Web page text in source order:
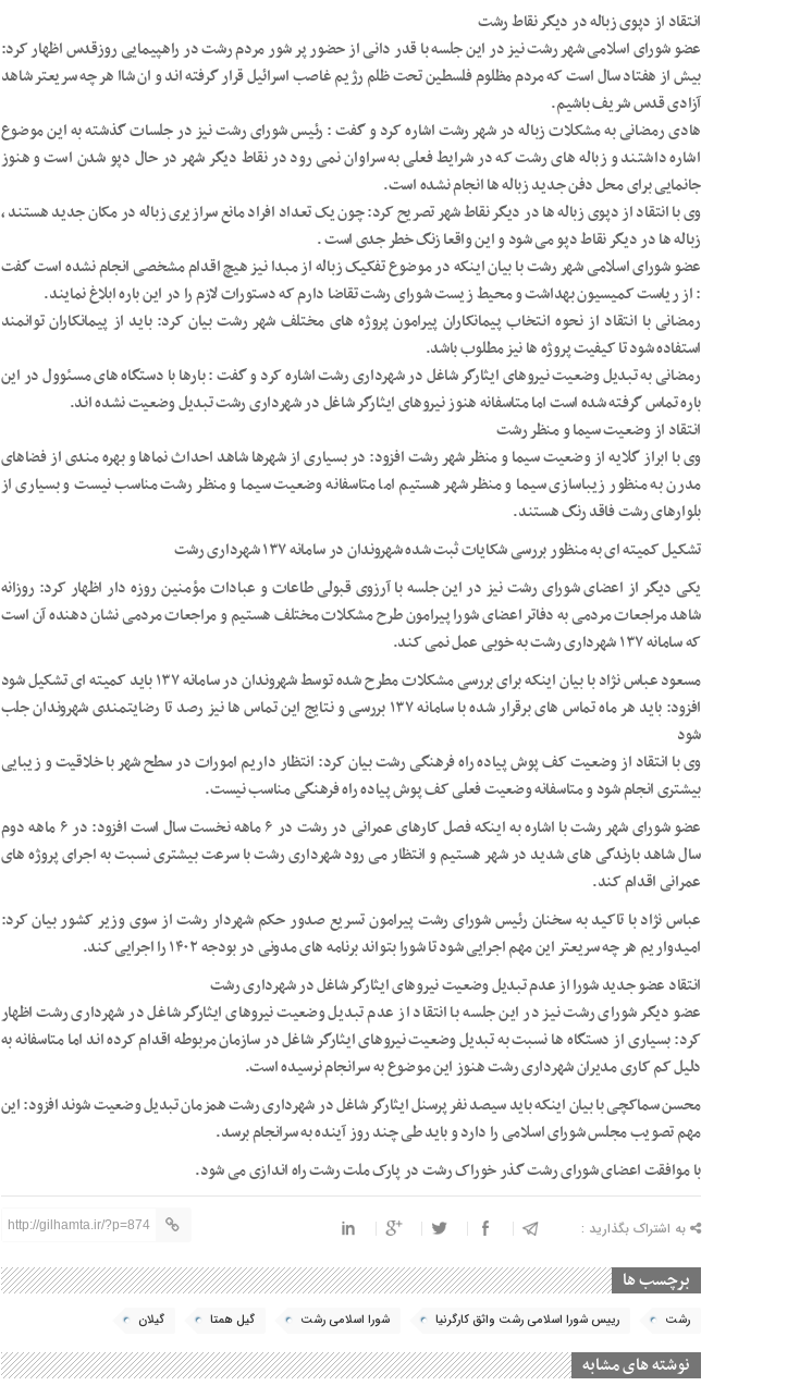
انتقاد از دپوی زباله در دیگر نقاط رشت
عضو شورای اسلامی شهر رشت نیز در این جلسه با قدر دانی از حضور پر شور مردم رشت در راهپیمایی روزقدس اظهار کرد:
بیش از هفتاد سال است که مردم مظلوم فلسطین تحت ظلم رژیم غاصب اسرائیل قرار گرفته اند و ان شاا هر چه سریعتر شاهد
آزادی قدس شریف باشیم.
هادی رمضانی به مشکلات زباله در شهر رشت اشاره کرد و گفت : رئیس شورای رشت نیز در جلسات گذشته به این موضوع
اشاره داشتند و زباله های رشت که در شرایط فعلی به سراوان نمی رود در نقاط دیگر شهر در حال دپو شدن است و هنوز
جانمایی برای محل دفن جدید زباله ها انجام نشده است.
وی با انتقاد از دپوی زباله ها در دیگر نقاط شهر تصریح کرد: چون یک تعداد افراد مانع سرازیری زباله در مکان جدید هستند ،
زباله ها در دیگر نقاط دپو می شود و این واقعا زنگ خطر جدی است .
عضو شورای اسلامی شهر رشت با بیان اینکه در موضوع تفکیک زباله از مبدا نیز هیچ اقدام مشخصی انجام نشده است گفت
: از ریاست کمیسیون بهداشت و محیط زیست شورای رشت تقاضا دارم که دستورات لازم را در این باره ابلاغ نمایند.
رمضانی با انتقاد از نحوه انتخاب پیمانکاران پیرامون پروژه های مختلف شهر رشت بیان کرد: باید از پیمانکاران توانمند
استفاده شود تا کیفیت پروژه ها نیز مطلوب باشد.
رمضانی به تبدیل وضعیت نیروهای ایثارگر شاغل در شهرداری رشت اشاره کرد و گفت : بارها با دستگاه های مسئوول در این
باره تماس گرفته شده است اما متاسفانه هنوز نیروهای ایثارگر شاغل در شهرداری رشت تبدیل وضعیت نشده اند.
انتقاد از وضعیت سیما و منظر رشت
وی با ابراز گلایه از وضعیت سیما و منظر شهر رشت افزود: در بسیاری از شهرها شاهد احداث نماها و بهره مندی از فضاهای
مدرن به منظور زیباسازی سیما و منظر شهر هستیم اما متاسفانه وضعیت سیما و منظر رشت مناسب نیست و بسیاری از
بلوارهای رشت فاقد رنگ هستند.
تشکیل کمیته ای به منظور بررسی شکایات ثبت شده شهروندان در سامانه ۱۳۷ شهرداری رشت
یکی دیگر از اعضای شورای رشت نیز در این جلسه با آرزوی قبولی طاعات و عبادات مؤمنین روزه دار اظهار کرد: روزانه
شاهد مراجعات مردمی به دفاتر اعضای شورا پیرامون طرح مشکلات مختلف هستیم و مراجعات مردمی نشان دهنده آن است
که سامانه ۱۳۷ شهرداری رشت به خوبی عمل نمی کند.
مسعود عباس نژاد با بیان اینکه برای بررسی مشکلات مطرح شده توسط شهروندان در سامانه ۱۳۷ باید کمیته ای تشکیل شود
افزود: باید هر ماه تماس های برقرار شده با سامانه ۱۳۷ بررسی و نتایج این تماس ها نیز رصد تا رضایتمندی شهروندان جلب
شود
وی با انتقاد از وضعیت کف پوش پیاده راه فرهنگی رشت بیان کرد: انتظار داریم امورات در سطح شهر با خلاقیت و زیبایی
بیشتری انجام شود و متاسفانه وضعیت فعلی کف پوش پیاده راه فرهنگی مناسب نیست.
عضو شورای شهر رشت با اشاره به اینکه فصل کارهای عمرانی در رشت در ۶ ماهه نخست سال است افزود: در ۶ ماهه دوم
سال شاهد بارندگی های شدید در شهر هستیم و انتظار می رود شهرداری رشت با سرعت بیشتری نسبت به اجرای پروژه های
عمرانی اقدام کند.
عباس نژاد با تاکید به سخنان رئیس شورای رشت پیرامون تسریع صدور حکم شهردار رشت از سوی وزیر کشور بیان کرد:
امیدواریم هر چه سریعتر این مهم اجرایی شود تا شورا بتواند برنامه های مدونی در بودجه ۱۴۰۲ را اجرایی کند.
انتقاد عضو جدید شورا از عدم تبدیل وضعیت نیروهای ایثارگر شاغل در شهرداری رشت
عضو دیگر شورای رشت نیز در این جلسه با انتقاد از عدم تبدیل وضعیت نیروهای ایثارگر شاغل در شهرداری رشت اظهار
کرد: بسیاری از دستگاه ها نسبت به تبدیل وضعیت نیروهای ایثارگر شاغل در سازمان مربوطه اقدام کرده اند اما متاسفانه به
دلیل کم کاری مدیران شهرداری رشت هنوز این موضوع به سرانجام نرسیده است.
محسن سماکچی با بیان اینکه باید سیصد نفر پرسنل ایثارگر شاغل در شهرداری رشت همزمان تبدیل وضعیت شوند افزود: این
مهم تصویب مجلس شورای اسلامی را دارد و باید طی چند روز آینده به سرانجام برسد.
با موافقت اعضای شورای رشت گذر خوراک رشت در پارک ملت رشت راه اندازی می شود.
به اشتراک بگذارید : http://gilhamta.ir/?p=874
برچسب ها
رشت رییس شورا اسلامی رشت واثق کارگرنیا شورا اسلامی رشت گیل همتا گیلان
نوشته های مشابه